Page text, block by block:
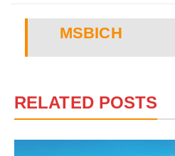
MSBICH
RELATED POSTS